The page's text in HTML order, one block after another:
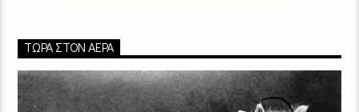
ΤΏΡΑ ΣΤΟΝ ΑΈΡΑ